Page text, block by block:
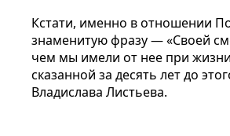
Кстати, именно в отношении
знаменитую фразу — «Своей
чем мы имели от нее при
сказанной за десять лет до
Владислава Листьева.